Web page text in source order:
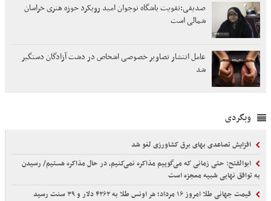
صدیقی:تقویت باشگاه نوجوان امید رویکرد حوزه هنری خراسان
شمالی است
عامل انتشار تصاویر خصوصی اشخاص در دشت آزادگان دستگیر
شد
وبگردی
افزایش تصاعدی بهای برق کشاورزی لغو شد
ابوالفتح: حتی زمانی که می‌گوییم مذاکره نمی‌کنیم، در حال مذاکره هستیم/ رسیدن
به توافق نهایی شبیه معجزه است
قیمت جهانی طلا امروز ۱۶ مرداد؛ هر اونس طلا به ۴۲۶۲ دلار و ۳۹ سنت رسید